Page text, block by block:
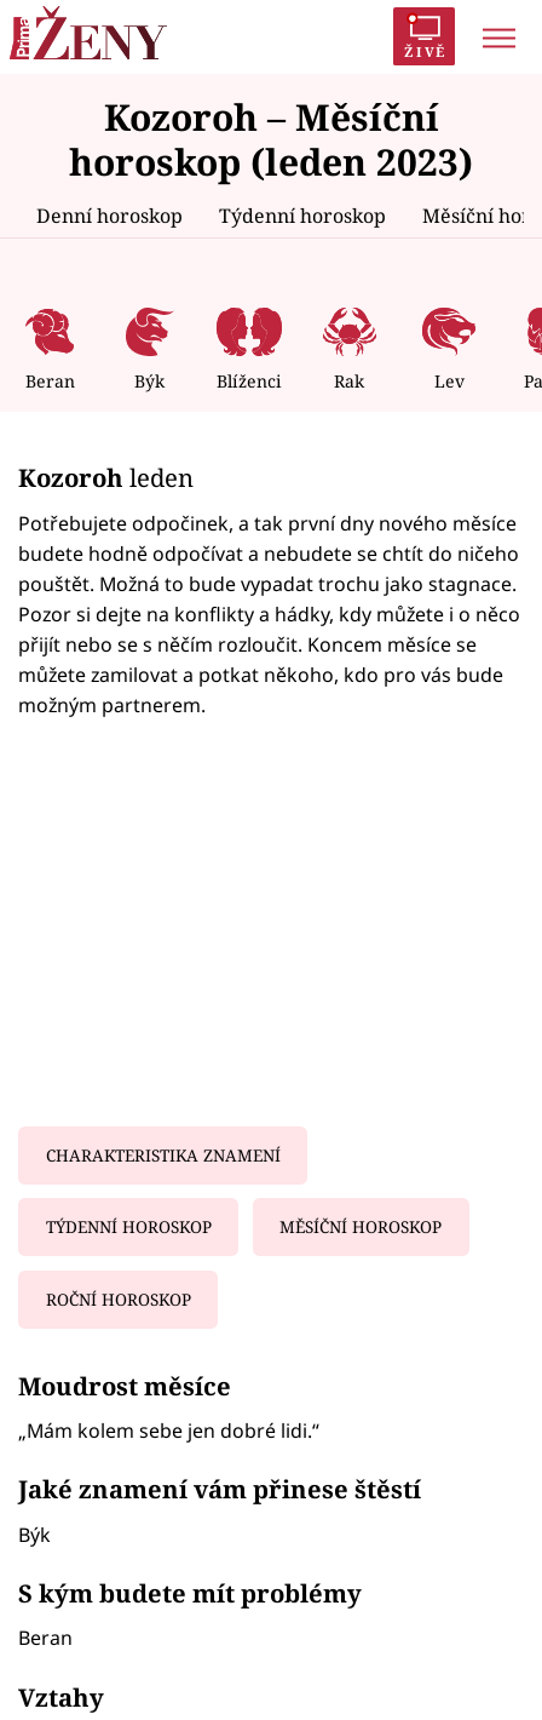
ŽIVĚ
Polabí Inspekce Prostřeno!
AYTO?
Módní alarm
Zrádci Proměny
Témata
Celebrity
Seriály
Horoskopy
Sledujte prima+
Filmový festival Karlovy Vary
Pořady
Kozoroh – Měsíční
horoskop (leden 2023)
Denní horoskop Týdenní horoskop Měsíční
Beran Býk Blíženci Rak Lev
Kozoroh leden
Potřebujete odpočinek, a tak první dny nového měsíce
budete hodně odpočívat a nebudete se chtít do ničeho
pouštět. Možná to bude vypadat trochu jako stagnace.
Pozor si dejte na konflikty a hádky, kdy můžete i o něco
přijít nebo se s něčím rozloučit. Koncem měsíce se
můžete zamilovat a potkat někoho, kdo pro vás bude
možným partnerem.
CHARAKTERISTIKA ZNAMENÍ
TÝDENNÍ HOROSKOP MĚSÍČNÍ HOROSKOP
ROČNÍ HOROSKOP
Moudrost měsíce
„Mám kolem sebe jen dobré lidi.“
Jaké znamení vám přinese štěstí
Býk
S kým budete mít problémy
Beran
Vztahy